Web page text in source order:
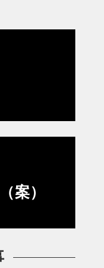
案）